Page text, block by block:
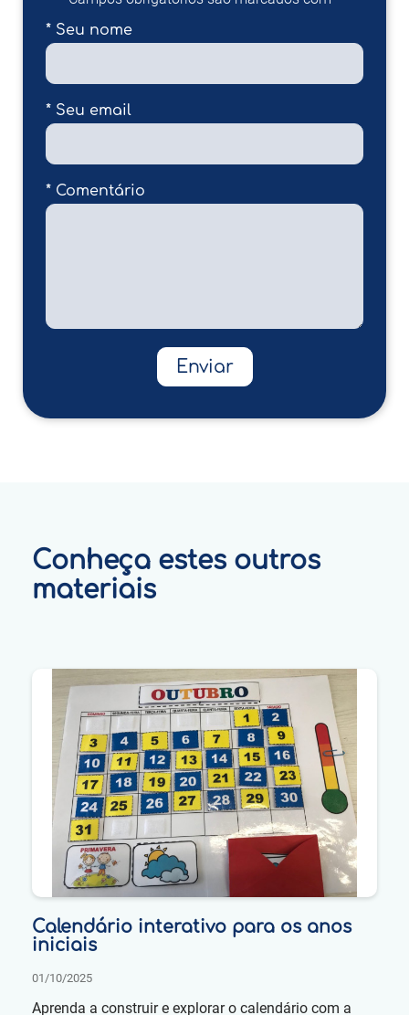
* Seu nome
* Seu email
* Comentário
Enviar
Conheça estes outros
materiais
Calendário interativo para os anos
iniciais
01/10/2025
Aprenda a construir e explorar o calendário com a